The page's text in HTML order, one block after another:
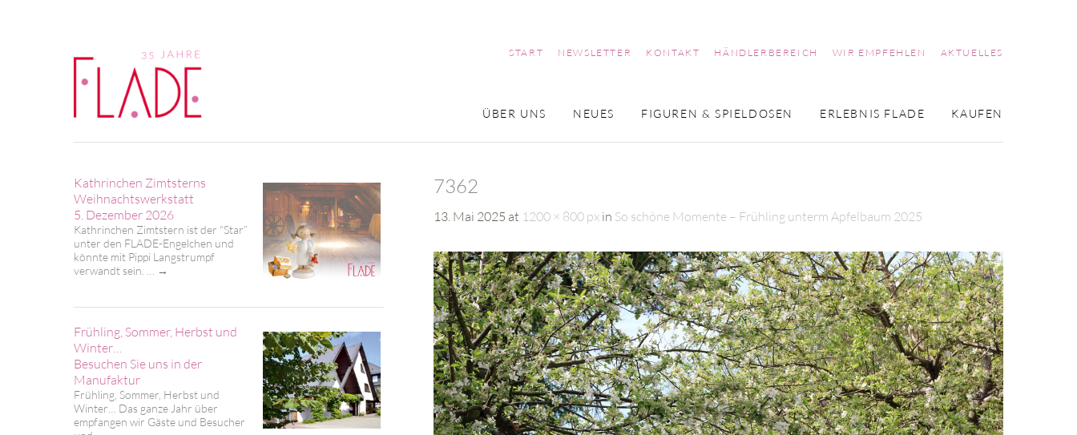
ÜBER UNS NEUES FIGUREN & SPIELDOSEN ERLEBNIS FLADE KAUFEN
START NEWSLETTER KONTAKT HÄNDLERBEREICH WIR EMPFEHLEN AKTUELLES
7362
13. Mai 2025 at 1200 × 800 px in So schöne Momente – Frühling unterm Apfelbaum 2025
Kathrinchen Zimtsterns
Weihnachtswerkstatt
5. Dezember 2026
Kathrinchen Zimtstern ist der “Star”
unter den FLADE-Engelchen und
könnte mit Pippi Langstrumpf
verwandt sein. …
→
Frühling, Sommer, Herbst und
Winter…
Besuchen Sie uns in der
Manufaktur
Frühling, Sommer, Herbst und
Winter… Das ganze Jahr über
empfangen wir Gäste und Besucher